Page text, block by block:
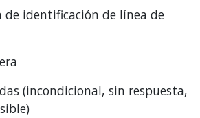
de identificación de línea de
(incondicional, sin respuesta,